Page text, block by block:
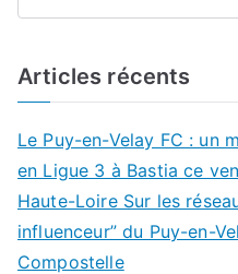
Articles récents
Le Puy-en-Velay FC : un
en Ligue 3 à Bastia ce
Haute-Loire Sur les
influenceur” du Puy-en-
Compostelle